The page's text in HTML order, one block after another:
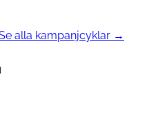
alla kampanjcyklar →